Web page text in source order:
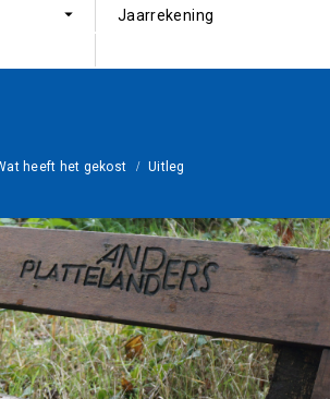
Jaarrekening
heeft het gekost Uitleg